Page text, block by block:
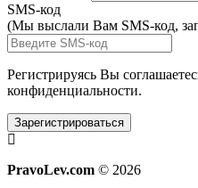
SMS-код
(Мы выслали Вам SMS-код,
Регистрируясь Вы
конфиденциальности.
Зарегистрироваться
PravoLev.com © 2026